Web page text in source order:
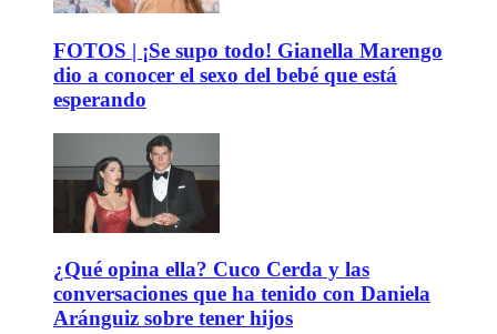
FOTOS | ¡Se supo todo! Gianella Marengo
dio a conocer el sexo del bebé que está
esperando
¿Qué opina ella? Cuco Cerda y las
conversaciones que ha tenido con Daniela
Aránguiz sobre tener hijos